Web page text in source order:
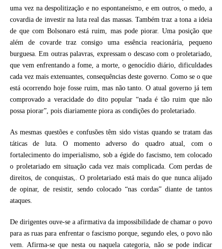
uma vez na despolitização e no espontaneísmo, e em outros, o medo, a
covardia de investir na luta real das massas. Também traz a tona a ideia
de que com Bolsonaro está ruim, mas pode piorar. Uma posição que
além de covarde traz consigo uma essência reacionária, pequeno
burguesa. Em outras palavras, expressam o descaso com o proletariado,
que vem enfrentando a fome, a morte, o genocídio diário, dificuldades
cada vez mais extenuantes, consequências deste governo. Como se o que
está ocorrendo hoje fosse ruim, mas não tanto. O atual governo já tem
comprovado a veracidade do dito popular “nada é tão ruim que não
possa piorar”, pois diariamente piora as condições do proletariado.
As mesmas questões e confusões têm sido vistas quando se tratam das
táticas de luta. O momento adverso do quadro atual, com o
fortalecimento do imperialismo, sob a égide do fascismo, tem colocado
o proletariado em situação cada vez mais complicada. Com perdas de
direitos, de conquistas,. O proletariado está mais do que nunca alijado
de opinar, de resistir, sendo colocado “nas cordas” diante de tantos
ataques.
De dirigentes ouve-se a afirmativa da impossibilidade de chamar o povo
para as ruas para enfrentar o fascismo porque, segundo eles, o povo não
vem. Afirma-se que nesta ou naquela categoria, não se pode indicar